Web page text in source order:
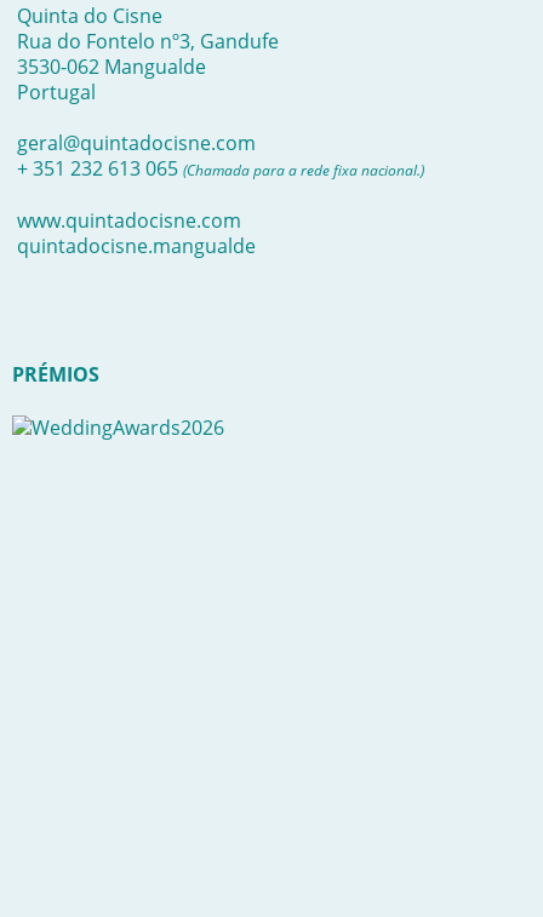
Quinta do Cisne
Rua do Fontelo nº3, Gandufe
3530-062 Mangualde
Portugal
geral@quintadocisne.com
+ 351 232 613 065 (Chamada para a rede fixa nacional.)
www.quintadocisne.com
quintadocisne.mangualde
PRÉMIOS